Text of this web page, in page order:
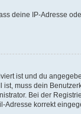
deine IP-Adresse
ist und du
ist, muss dein
Bei der
Adresse korrekt